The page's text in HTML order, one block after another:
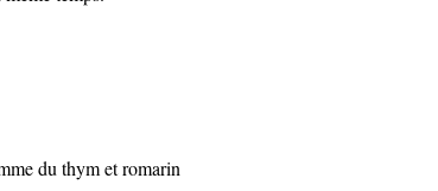
du thym et romarin